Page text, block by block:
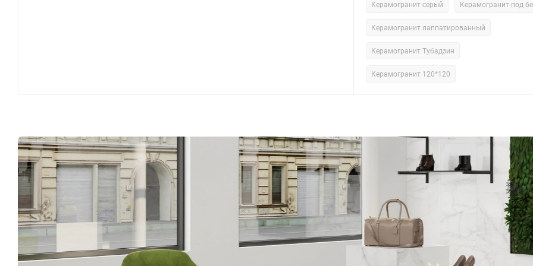
Керамогранит серый Керамогранит под
Керамогранит лаппатированный
Керамогранит Тубадзин
Керамогранит 120*120